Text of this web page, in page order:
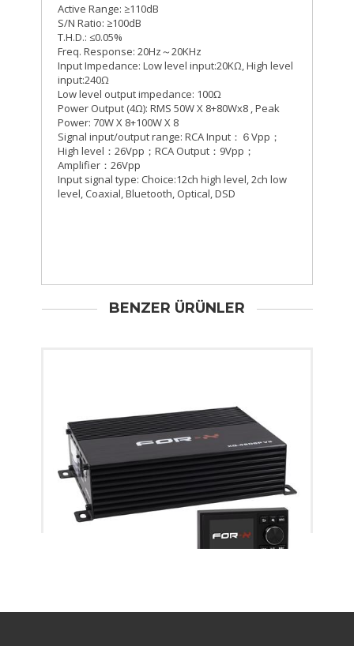
Active Range: ≥110dB
S/N Ratio: ≥100dB
T.H.D.: ≤0.05%
Freq. Response: 20Hz～20KHz
Input Impedance: Low level input:20KΩ, High level
input:240Ω
Low level output impedance: 100Ω
Power Output (4Ω): RMS 50W X 8+80Wx8 , Peak
Power: 70W X 8+100W X 8
Signal input/output range: RCA Input：６Vpp；
High level：26Vpp；RCA Output：9Vpp；
Amplifier：26Vpp
Input signal type: Choice:12ch high level, 2ch low
level, Coaxial, Bluetooth, Optical, DSD
BENZER ÜRÜNLER